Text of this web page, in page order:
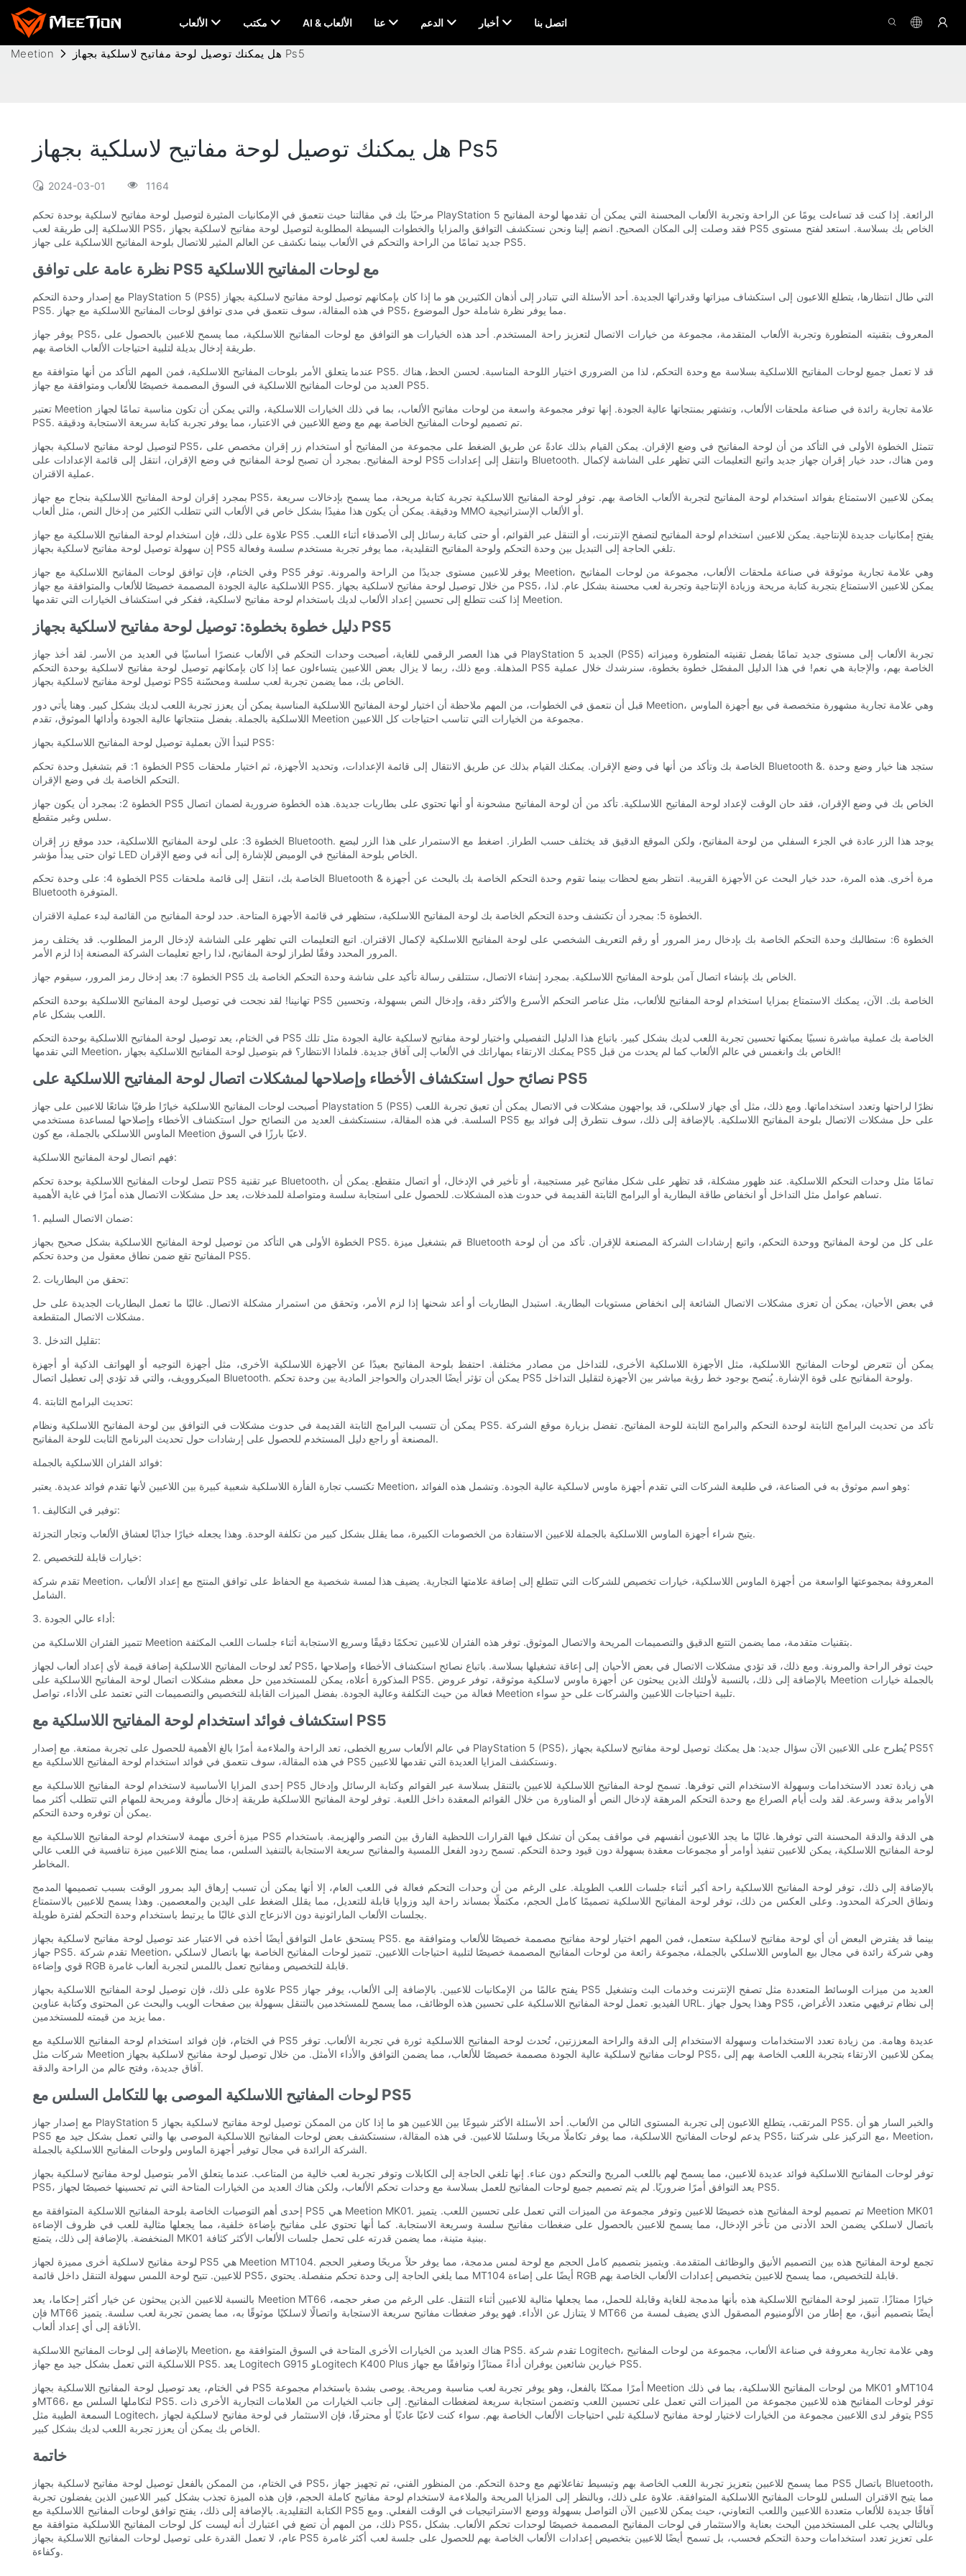
الألعاب مكتب AI & الألعاب عنا الدعم أخبار اتصل بنا
Meetion هل يمكنك توصيل لوحة مفاتيح لاسلكية بجهاز Ps5
هل يمكنك توصيل لوحة مفاتيح لاسلكية بجهاز Ps5
2024-03-01 1164
مرحبًا بك في مقالتنا حيث نتعمق في الإمكانيات المثيرة لتوصيل لوحة مفاتيح لاسلكية بوحدة تحكم PlayStation 5 الرائعة. إذا كنت قد تساءلت يومًا عن الراحة وتجربة الألعاب المحسنة التي يمكن أن تقدمها لوحة المفاتيح
اللاسلكية إلى طريقة لعب PS5، فقد وصلت إلى المكان الصحيح. انضم إلينا ونحن نستكشف التوافق والمزايا والخطوات البسيطة المطلوبة لتوصيل لوحة مفاتيح لاسلكية بجهاز PS5 الخاص بك بسلاسة. استعد لفتح مستوى
جديد تمامًا من الراحة والتحكم في الألعاب بينما نكشف عن العالم المثير للاتصال بلوحة المفاتيح اللاسلكية على جهاز PS5.
نظرة عامة على توافق PS5 مع لوحات المفاتيح اللاسلكية
مع إصدار وحدة التحكم PlayStation 5 (PS5) التي طال انتظارها، يتطلع اللاعبون إلى استكشاف ميزاتها وقدراتها الجديدة. أحد الأسئلة التي تتبادر إلى أذهان الكثيرين هو ما إذا كان بإمكانهم توصيل لوحة مفاتيح لاسلكية بجهاز
PS5. في هذه المقالة، سوف نتعمق في مدى توافق لوحات المفاتيح اللاسلكية مع جهاز PS5، مما يوفر نظرة شاملة حول الموضوع.
يوفر جهاز PS5، المعروف بتقنيته المتطورة وتجربة الألعاب المتقدمة، مجموعة من خيارات الاتصال لتعزيز راحة المستخدم. أحد هذه الخيارات هو التوافق مع لوحات المفاتيح اللاسلكية، مما يسمح للاعبين بالحصول على
طريقة إدخال بديلة لتلبية احتياجات الألعاب الخاصة بهم.
عندما يتعلق الأمر بلوحات المفاتيح اللاسلكية، فمن المهم التأكد من أنها متوافقة مع PS5. قد لا تعمل جميع لوحات المفاتيح اللاسلكية بسلاسة مع وحدة التحكم، لذا من الضروري اختيار اللوحة المناسبة. لحسن الحظ، هناك
العديد من لوحات المفاتيح اللاسلكية في السوق المصممة خصيصًا للألعاب ومتوافقة مع جهاز PS5.
تعتبر Meetion علامة تجارية رائدة في صناعة ملحقات الألعاب، وتشتهر بمنتجاتها عالية الجودة. إنها توفر مجموعة واسعة من لوحات مفاتيح الألعاب، بما في ذلك الخيارات اللاسلكية، والتي يمكن أن تكون مناسبة تمامًا لجهاز
PS5. تم تصميم لوحات المفاتيح الخاصة بهم مع وضع اللاعبين في الاعتبار، مما يوفر تجربة كتابة سريعة الاستجابة ودقيقة.
لتوصيل لوحة مفاتيح لاسلكية بجهاز PS5، تتمثل الخطوة الأولى في التأكد من أن لوحة المفاتيح في وضع الإقران. يمكن القيام بذلك عادةً عن طريق الضغط على مجموعة من المفاتيح أو استخدام زر إقران مخصص على
لوحة المفاتيح. بمجرد أن تصبح لوحة المفاتيح في وضع الإقران، انتقل إلى قائمة الإعدادات على PS5 وانتقل إلى إعدادات Bluetooth. ومن هناك، حدد خيار إقران جهاز جديد واتبع التعليمات التي تظهر على الشاشة لإكمال
عملية الاقتران.
بمجرد إقران لوحة المفاتيح اللاسلكية بنجاح مع جهاز PS5، يمكن للاعبين الاستمتاع بفوائد استخدام لوحة المفاتيح لتجربة الألعاب الخاصة بهم. توفر لوحة المفاتيح اللاسلكية تجربة كتابة مريحة، مما يسمح بإدخالات سريعة
ودقيقة. يمكن أن يكون هذا مفيدًا بشكل خاص في الألعاب التي تتطلب الكثير من إدخال النص، مثل ألعاب MMO أو الألعاب الإستراتيجية.
علاوة على ذلك، فإن استخدام لوحة المفاتيح اللاسلكية مع جهاز PS5 يفتح إمكانيات جديدة للإنتاجية. يمكن للاعبين استخدام لوحة المفاتيح لتصفح الإنترنت، أو التنقل عبر القوائم، أو حتى كتابة رسائل إلى الأصدقاء أثناء اللعب.
إن سهولة توصيل لوحة مفاتيح لاسلكية بجهاز PS5 تلغي الحاجة إلى التبديل بين وحدة التحكم ولوحة المفاتيح التقليدية، مما يوفر تجربة مستخدم سلسة وفعالة.
وفي الختام، فإن توافق لوحات المفاتيح اللاسلكية مع جهاز PS5 يوفر للاعبين مستوى جديدًا من الراحة والمرونة. توفر Meetion، وهي علامة تجارية موثوقة في صناعة ملحقات الألعاب، مجموعة من لوحات المفاتيح
اللاسلكية عالية الجودة المصممة خصيصًا للألعاب والمتوافقة مع جهاز PS5. من خلال توصيل لوحة مفاتيح لاسلكية بجهاز PS5، يمكن للاعبين الاستمتاع بتجربة كتابة مريحة وزيادة الإنتاجية وتجربة لعب محسنة بشكل عام. لذا،
إذا كنت تتطلع إلى تحسين إعداد الألعاب لديك باستخدام لوحة مفاتيح لاسلكية، ففكر في استكشاف الخيارات التي تقدمها Meetion.
دليل خطوة بخطوة: توصيل لوحة مفاتيح لاسلكية بجهاز PS5
في هذا العصر الرقمي للغاية، أصبحت وحدات التحكم في الألعاب عنصرًا أساسيًا في العديد من الأسر. لقد أخذ جهاز PlayStation 5 الجديد (PS5) تجربة الألعاب إلى مستوى جديد تمامًا بفضل تقنيته المتطورة وميزاته
المذهلة. ومع ذلك، ربما لا يزال بعض اللاعبين يتساءلون عما إذا كان بإمكانهم توصيل لوحة مفاتيح لاسلكية بوحدة التحكم PS5 الخاصة بهم، والإجابة هي نعم! في هذا الدليل المفصّل خطوة بخطوة، سنرشدك خلال عملية
توصيل لوحة مفاتيح لاسلكية بجهاز PS5 الخاص بك، مما يضمن تجربة لعب سلسة ومحسّنة.
قبل أن نتعمق في الخطوات، من المهم ملاحظة أن اختيار لوحة المفاتيح اللاسلكية المناسبة يمكن أن يعزز تجربة اللعب لديك بشكل كبير. وهنا يأتي دور Meetion، وهي علامة تجارية مشهورة متخصصة في بيع أجهزة الماوس
اللاسلكية بالجملة. بفضل منتجاتها عالية الجودة وأدائها الموثوق، تقدم Meetion مجموعة من الخيارات التي تناسب احتياجات كل اللاعبين.
لنبدأ الآن بعملية توصيل لوحة المفاتيح اللاسلكية بجهاز PS5:
الخطوة 1: قم بتشغيل وحدة تحكم PS5 الخاصة بك وتأكد من أنها في وضع الإقران. يمكنك القيام بذلك عن طريق الانتقال إلى قائمة الإعدادات، وتحديد الأجهزة، ثم اختيار ملحقات Bluetooth &. ستجد هنا خيار وضع وحدة
التحكم الخاصة بك في وضع الإقران.
الخطوة 2: بمجرد أن يكون جهاز PS5 الخاص بك في وضع الإقران، فقد حان الوقت لإعداد لوحة المفاتيح اللاسلكية. تأكد من أن لوحة المفاتيح مشحونة أو أنها تحتوي على بطاريات جديدة. هذه الخطوة ضرورية لضمان اتصال
سلس وغير متقطع.
الخطوة 3: على لوحة المفاتيح اللاسلكية، حدد موقع زر إقران Bluetooth. يوجد هذا الزر عادة في الجزء السفلي من لوحة المفاتيح، ولكن الموقع الدقيق قد يختلف حسب الطراز. اضغط مع الاستمرار على هذا الزر لبضع
ثوان حتى يبدأ مؤشر LED الخاص بلوحة المفاتيح في الوميض للإشارة إلى أنه في وضع الإقران.
الخطوة 4: على وحدة تحكم PS5 الخاصة بك، انتقل إلى قائمة ملحقات Bluetooth & مرة أخرى. هذه المرة، حدد خيار البحث عن الأجهزة القريبة. انتظر بضع لحظات بينما تقوم وحدة التحكم الخاصة بك بالبحث عن أجهزة
Bluetooth المتوفرة.
الخطوة 5: بمجرد أن تكتشف وحدة التحكم الخاصة بك لوحة المفاتيح اللاسلكية، ستظهر في قائمة الأجهزة المتاحة. حدد لوحة المفاتيح من القائمة لبدء عملية الاقتران.
الخطوة 6: ستطالبك وحدة التحكم الخاصة بك بإدخال رمز المرور أو رقم التعريف الشخصي على لوحة المفاتيح اللاسلكية لإكمال الاقتران. اتبع التعليمات التي تظهر على الشاشة لإدخال الرمز المطلوب. قد يختلف رمز
المرور المحدد وفقًا لطراز لوحة المفاتيح، لذا راجع تعليمات الشركة المصنعة إذا لزم الأمر.
الخطوة 7: بعد إدخال رمز المرور، سيقوم جهاز PS5 الخاص بك بإنشاء اتصال آمن بلوحة المفاتيح اللاسلكية. بمجرد إنشاء الاتصال، ستتلقى رسالة تأكيد على شاشة وحدة التحكم الخاصة بك.
تهانينا! لقد نجحت في توصيل لوحة المفاتيح اللاسلكية بوحدة التحكم PS5 الخاصة بك. الآن، يمكنك الاستمتاع بمزايا استخدام لوحة المفاتيح للألعاب، مثل عناصر التحكم الأسرع والأكثر دقة، وإدخال النص بسهولة، وتحسين
اللعب بشكل عام.
في الختام، يعد توصيل لوحة المفاتيح اللاسلكية بوحدة التحكم PS5 الخاصة بك عملية مباشرة نسبيًا يمكنها تحسين تجربة اللعب لديك بشكل كبير. باتباع هذا الدليل التفصيلي واختيار لوحة مفاتيح لاسلكية عالية الجودة مثل تلك
التي تقدمها Meetion، يمكنك الارتقاء بمهاراتك في الألعاب إلى آفاق جديدة. فلماذا الانتظار؟ قم بتوصيل لوحة المفاتيح اللاسلكية بجهاز PS5 الخاص بك وانغمس في عالم الألعاب كما لم يحدث من قبل!
نصائح حول استكشاف الأخطاء وإصلاحها لمشكلات اتصال لوحة المفاتيح اللاسلكية على PS5
أصبحت لوحات المفاتيح اللاسلكية خيارًا طرفيًا شائعًا للاعبين على جهاز Playstation 5 (PS5) نظرًا لراحتها وتعدد استخداماتها. ومع ذلك، مثل أي جهاز لاسلكي، قد يواجهون مشكلات في الاتصال يمكن أن تعيق تجربة اللعب
السلسة. في هذه المقالة، سنستكشف العديد من النصائح حول استكشاف الأخطاء وإصلاحها لمساعدة مستخدمي PS5 على حل مشكلات الاتصال بلوحة المفاتيح اللاسلكية. بالإضافة إلى ذلك، سوف نتطرق إلى فوائد بيع
الماوس اللاسلكي بالجملة، مع كون Meetion لاعبًا بارزًا في السوق.
فهم اتصال لوحة المفاتيح اللاسلكية:
تتصل لوحات المفاتيح اللاسلكية بوحدة تحكم PS5 عبر تقنية Bluetooth، تمامًا مثل وحدات التحكم اللاسلكية. عند ظهور مشكلة، قد تظهر على شكل مفاتيح غير مستجيبة، أو تأخير في الإدخال، أو اتصال متقطع. يمكن أن
تساهم عوامل مثل التداخل أو انخفاض طاقة البطارية أو البرامج الثابتة القديمة في حدوث هذه المشكلات. للحصول على استجابة سلسة ومتواصلة للمدخلات، يعد حل مشكلات الاتصال هذه أمرًا في غاية الأهمية.
1. ضمان الاتصال السليم:
الخطوة الأولى هي التأكد من توصيل لوحة المفاتيح اللاسلكية بشكل صحيح بجهاز PS5. قم بتشغيل ميزة Bluetooth على كل من لوحة المفاتيح ووحدة التحكم، واتبع إرشادات الشركة المصنعة للإقران. تأكد من أن لوحة
المفاتيح تقع ضمن نطاق معقول من وحدة تحكم PS5.
2. تحقق من البطاريات:
في بعض الأحيان، يمكن أن تعزى مشكلات الاتصال الشائعة إلى انخفاض مستويات البطارية. استبدل البطاريات أو أعد شحنها إذا لزم الأمر، وتحقق من استمرار مشكلة الاتصال. غالبًا ما تعمل البطاريات الجديدة على حل
مشكلات الاتصال المتقطعة.
3. تقليل التدخل:
يمكن أن تتعرض لوحات المفاتيح اللاسلكية، مثل الأجهزة اللاسلكية الأخرى، للتداخل من مصادر مختلفة. احتفظ بلوحة المفاتيح بعيدًا عن الأجهزة اللاسلكية الأخرى، مثل أجهزة التوجيه أو الهواتف الذكية أو أجهزة
الميكروويف، والتي قد تؤدي إلى تعطيل اتصال Bluetooth. يمكن أن تؤثر أيضًا الجدران والحواجز المادية بين وحدة تحكم PS5 ولوحة المفاتيح على قوة الإشارة. يُنصح بوجود خط رؤية مباشر بين الأجهزة لتقليل التداخل.
4. تحديث البرامج الثابتة:
يمكن أن تتسبب البرامج الثابتة القديمة في حدوث مشكلات في التوافق بين لوحة المفاتيح اللاسلكية ونظام PS5. تأكد من تحديث البرامج الثابتة لوحدة التحكم والبرامج الثابتة للوحة المفاتيح. تفضل بزيارة موقع الشركة
المصنعة أو راجع دليل المستخدم للحصول على إرشادات حول تحديث البرنامج الثابت للوحة المفاتيح.
فوائد الفئران اللاسلكية بالجملة:
تكتسب تجارة الفأرة اللاسلكية شعبية كبيرة بين اللاعبين لأنها تقدم فوائد عديدة. يعتبر Meetion، وهو اسم موثوق به في الصناعة، في طليعة الشركات التي تقدم أجهزة ماوس لاسلكية عالية الجودة. وتشمل هذه الفوائد:
1. توفير في التكاليف:
يتيح شراء أجهزة الماوس اللاسلكية بالجملة للاعبين الاستفادة من الخصومات الكبيرة، مما يقلل بشكل كبير من تكلفة الوحدة. وهذا يجعله خيارًا جذابًا لعشاق الألعاب وتجار التجزئة.
2. خيارات قابلة للتخصيص:
تقدم شركة Meetion، المعروفة بمجموعتها الواسعة من أجهزة الماوس اللاسلكية، خيارات تخصيص للشركات التي تتطلع إلى إضافة علامتها التجارية. يضيف هذا لمسة شخصية مع الحفاظ على توافق المنتج مع إعداد الألعاب
الشامل.
3. أداء عالي الجودة:
تتميز الفئران اللاسلكية من Meetion بتقنيات متقدمة، مما يضمن التتبع الدقيق والتصميمات المريحة والاتصال الموثوق. توفر هذه الفئران للاعبين تحكمًا دقيقًا وسريع الاستجابة أثناء جلسات اللعب المكثفة.
تُعد لوحات المفاتيح اللاسلكية إضافة قيمة لأي إعداد ألعاب لجهاز PS5، حيث توفر الراحة والمرونة. ومع ذلك، قد تؤدي مشكلات الاتصال في بعض الأحيان إلى إعاقة تشغيلها بسلاسة. باتباع نصائح استكشاف الأخطاء وإصلاحها
المذكورة أعلاه، يمكن للمستخدمين حل معظم مشكلات اتصال لوحة المفاتيح اللاسلكية على PS5. بالإضافة إلى ذلك، بالنسبة لأولئك الذين يبحثون عن أجهزة ماوس لاسلكية موثوقة، توفر عروض Meetion بالجملة خيارات
فعالة من حيث التكلفة وعالية الجودة. بفضل الميزات القابلة للتخصيص والتصميمات التي تعتمد على الأداء، تواصل Meetion تلبية احتياجات اللاعبين والشركات على حدٍ سواء.
استكشاف فوائد استخدام لوحة المفاتيح اللاسلكية مع PS5
في عالم الألعاب سريع الخطى، تعد الراحة والملاءمة أمرًا بالغ الأهمية للحصول على تجربة ممتعة. مع إصدار PlayStation 5 (PS5)، يُطرح على اللاعبين الآن سؤال جديد: هل يمكنك توصيل لوحة مفاتيح لاسلكية بجهاز PS5؟
في هذه المقالة، سوف نتعمق في فوائد استخدام لوحة المفاتيح اللاسلكية مع PS5 ونستكشف المزايا العديدة التي تقدمها للاعبين.
إحدى المزايا الأساسية لاستخدام لوحة المفاتيح اللاسلكية مع PS5 هي زيادة تعدد الاستخدامات وسهولة الاستخدام التي توفرها. تسمح لوحة المفاتيح اللاسلكية للاعبين بالتنقل بسلاسة عبر القوائم وكتابة الرسائل وإدخال
الأوامر بدقة وسرعة. لقد ولت أيام الصراع مع وحدة التحكم المرهقة لإدخال النص أو المناورة من خلال القوائم المعقدة داخل اللعبة. توفر لوحة المفاتيح اللاسلكية طريقة إدخال مألوفة ومريحة للمهام التي تتطلب أكثر مما
يمكن أن توفره وحدة التحكم.
ميزة أخرى مهمة لاستخدام لوحة المفاتيح اللاسلكية مع PS5 هي الدقة والدقة المحسنة التي توفرها. غالبًا ما يجد اللاعبون أنفسهم في مواقف يمكن أن تشكل فيها القرارات اللحظية الفارق بين النصر والهزيمة. باستخدام
لوحة المفاتيح اللاسلكية، يمكن للاعبين تنفيذ أوامر أو مجموعات معقدة بسهولة دون قيود وحدة التحكم. تسمح ردود الفعل اللمسية والمفاتيح سريعة الاستجابة بالتنفيذ السلس، مما يمنح اللاعبين ميزة تنافسية في اللعب عالي
المخاطر.
بالإضافة إلى ذلك، توفر لوحة المفاتيح اللاسلكية راحة أكبر أثناء جلسات اللعب الطويلة. على الرغم من أن وحدات التحكم فعالة في اللعب العام، إلا أنها يمكن أن تسبب إرهاق اليد بمرور الوقت بسبب تصميمها المدمج
ونطاق الحركة المحدود. وعلى العكس من ذلك، توفر لوحة المفاتيح اللاسلكية تصميمًا كامل الحجم، مكتملًا بمساند راحة اليد وزوايا قابلة للتعديل، مما يقلل الضغط على اليدين والمعصمين. وهذا يسمح للاعبين بالاستمتاع
بجلسات الألعاب الماراثونية دون الانزعاج الذي غالبًا ما يرتبط باستخدام وحدة التحكم لفترة طويلة.
يستحق عامل التوافق أيضًا أخذه في الاعتبار عند توصيل لوحة مفاتيح لاسلكية بجهاز PS5. بينما قد يفترض البعض أن أي لوحة مفاتيح لاسلكية ستعمل، فمن المهم اختيار لوحة مفاتيح مصممة خصيصًا للألعاب ومتوافقة مع
جهاز PS5. تقدم شركة Meetion، وهي شركة رائدة في مجال بيع الماوس اللاسلكي بالجملة، مجموعة رائعة من لوحات المفاتيح المصممة خصيصًا لتلبية احتياجات اللاعبين. تتميز لوحات المفاتيح الخاصة بها باتصال لاسلكي
قوي وإضاءة RGB قابلة للتخصيص ومفاتيح تعمل باللمس لتجربة ألعاب غامرة.
علاوة على ذلك، فإن توصيل لوحة المفاتيح اللاسلكية بجهاز PS5 يفتح عالمًا من الإمكانيات للاعبين. بالإضافة إلى الألعاب، يوفر جهاز PS5 العديد من ميزات الوسائط المتعددة مثل تصفح الإنترنت وخدمات البث وتشغيل
الفيديو. تعمل لوحة المفاتيح اللاسلكية على تحسين هذه الوظائف، مما يسمح للمستخدمين بالتنقل بسهولة بين صفحات الويب والبحث عن المحتوى وكتابة عناوين URL. وهذا يحول جهاز PS5 إلى نظام ترفيهي متعدد الأغراض،
مما يزيد من قيمته للمستخدمين.
في الختام، فإن فوائد استخدام لوحة المفاتيح اللاسلكية مع PS5 عديدة وهامة. من زيادة تعدد الاستخدامات وسهولة الاستخدام إلى الدقة والراحة المعززتين، تُحدث لوحة المفاتيح اللاسلكية ثورة في تجربة الألعاب. توفر
شركات مثل Meetion لوحات مفاتيح لاسلكية عالية الجودة مصممة خصيصًا للألعاب، مما يضمن التوافق والأداء الأمثل. من خلال توصيل لوحة مفاتيح لاسلكية بجهاز PS5، يمكن للاعبين الارتقاء بتجربة اللعب الخاصة بهم إلى
آفاق جديدة، وفتح عالم من الراحة والدقة.
لوحات المفاتيح اللاسلكية الموصى بها للتكامل السلس مع PS5
مع إصدار جهاز PlayStation 5 المرتقب، يتطلع اللاعبون إلى تجربة المستوى التالي من الألعاب. أحد الأسئلة الأكثر شيوعًا بين اللاعبين هو ما إذا كان من الممكن توصيل لوحة مفاتيح لاسلكية بجهاز PS5. والخبر السار هو أن
PS5 يدعم لوحات المفاتيح اللاسلكية، مما يوفر تكاملًا مريحًا وسلسًا للاعبين. في هذه المقالة، سنستكشف بعض لوحات المفاتيح اللاسلكية الموصى بها والتي تعمل بشكل جيد مع PS5، مع التركيز على شركتنا، Meetion،
الشركة الرائدة في مجال توفير أجهزة الماوس ولوحات المفاتيح اللاسلكية بالجملة.
توفر لوحات المفاتيح اللاسلكية فوائد عديدة للاعبين، مما يسمح لهم باللعب المريح والتحكم دون عناء. إنها تلغي الحاجة إلى الكابلات وتوفر تجربة لعب خالية من المتاعب. عندما يتعلق الأمر بتوصيل لوحة مفاتيح لاسلكية بجهاز
PS5، يعد التوافق أمرًا ضروريًا. لم يتم تصميم جميع لوحات المفاتيح للعمل بسلاسة مع وحدات تحكم الألعاب، ولكن هناك العديد من الخيارات المتاحة التي تم تحسينها خصيصًا لجهاز PS5.
إحدى أهم التوصيات الخاصة بلوحة المفاتيح اللاسلكية المتوافقة مع PS5 هي Meetion MK01. تم تصميم لوحة المفاتيح هذه خصيصًا للاعبين وتوفر مجموعة من الميزات التي تعمل على تحسين اللعب. يتميز Meetion MK01
باتصال لاسلكي يضمن الحد الأدنى من تأخر الإدخال، مما يسمح للاعبين بالحصول على ضغطات مفاتيح سلسة وسريعة الاستجابة. كما أنها تحتوي على مفاتيح بإضاءة خلفية، مما يجعلها مثالية للعب في ظروف الإضاءة
المنخفضة. بالإضافة إلى ذلك، يتمتع MK01 ببنية متينة، مما يضمن قدرته على تحمل جلسات الألعاب الأكثر كثافة.
لوحة مفاتيح لاسلكية أخرى مميزة لجهاز PS5 هي Meetion MT104. تجمع لوحة المفاتيح هذه بين التصميم الأنيق والوظائف المتقدمة. ويتميز بتصميم كامل الحجم مع لوحة لمس مدمجة، مما يوفر حلاً مريحًا وصغير الحجم
للاعبين. تتيح لوحة اللمس سهولة التنقل داخل قائمة PS5، مما يلغي الحاجة إلى وحدة تحكم منفصلة. يحتوي MT104 أيضًا على إضاءة RGB قابلة للتخصيص، مما يسمح للاعبين بتخصيص إعدادات الألعاب الخاصة بهم.
بالنسبة للاعبين الذين يبحثون عن خيار أكثر إحكاما، يعد Meetion MT66 خيارًا ممتازًا. تتميز لوحة المفاتيح اللاسلكية هذه بأنها مدمجة للغاية وقابلة للحمل، مما يجعلها مثالية للاعبين أثناء التنقل. على الرغم من صغر حجمه،
فإن MT66 لا يتنازل عن الأداء. فهو يوفر ضغطات مفاتيح سريعة الاستجابة واتصالًا لاسلكيًا موثوقًا به، مما يضمن تجربة لعب سلسة. يتميز MT66 أيضًا بتصميم أنيق، مع إطار من الألومنيوم المصقول الذي يضيف لمسة من
الأناقة إلى أي إعداد ألعاب.
بالإضافة إلى لوحات المفاتيح اللاسلكية Meetion، هناك العديد من الخيارات الأخرى المتاحة في السوق المتوافقة مع PS5. تقدم شركة Logitech، وهي علامة تجارية معروفة في صناعة الألعاب، مجموعة من لوحات المفاتيح
اللاسلكية التي تعمل بشكل جيد مع جهاز PS5. يعد Logitech G915 وLogitech K400 Plus خيارين شائعين يوفران أداءً ممتازًا وتوافقًا مع جهاز PS5.
في الختام، يعد توصيل لوحة المفاتيح اللاسلكية بجهاز PS5 أمرًا ممكنًا بالفعل، وهو يوفر تجربة لعب مناسبة ومريحة. يوصى بشدة باستخدام مجموعة Meetion من لوحات المفاتيح اللاسلكية، بما في ذلك MK01 وMT104
وMT66، لتكاملها السلس مع PS5. توفر لوحات المفاتيح هذه للاعبين مجموعة من الميزات التي تعمل على تحسين اللعب وتضمن استجابة سريعة لضغطات المفاتيح. إلى جانب الخيارات من العلامات التجارية الأخرى ذات
السمعة الطيبة مثل Logitech، يتوفر لدى اللاعبين مجموعة من الخيارات لاختيار لوحة مفاتيح لاسلكية تلبي احتياجات الألعاب الخاصة بهم. سواء كنت لاعبًا عاديًا أو محترفًا، فإن الاستثمار في لوحة مفاتيح لاسلكية لجهاز PS5
الخاص بك يمكن أن يعزز تجربة اللعب لديك بشكل كبير.
خاتمة
في الختام، من الممكن بالفعل توصيل لوحة مفاتيح لاسلكية بجهاز PS5، مما يسمح للاعبين بتعزيز تجربة اللعب الخاصة بهم وتبسيط تفاعلاتهم مع وحدة التحكم. من المنظور الفني، تم تجهيز جهاز PS5 باتصال Bluetooth،
مما يتيح الاقتران السلس للوحات المفاتيح اللاسلكية المتوافقة. علاوة على ذلك، وبالنظر إلى المزايا المريحة والملاءمة لاستخدام لوحة مفاتيح كاملة الحجم، فإن هذه الميزة تجذب بشكل كبير اللاعبين الذين يفضلون تجربة
الكتابة التقليدية. بالإضافة إلى ذلك، يفتح توافق لوحات المفاتيح اللاسلكية مع PS5 آفاقًا جديدة للألعاب متعددة اللاعبين واللعب التعاوني، حيث يمكن للاعبين الآن التواصل بسهولة ووضع الاستراتيجيات في الوقت الفعلي. ومع
ذلك، من المهم أن تضع في اعتبارك أنه ليست كل لوحات المفاتيح اللاسلكية متوافقة مع PS5، وبالتالي يجب على المستخدمين البحث بعناية والاستثمار في لوحات المفاتيح المصممة خصيصًا لوحدات تحكم الألعاب. بشكل
عام، لا تعمل القدرة على توصيل لوحات المفاتيح اللاسلكية بجهاز PS5 على تعزيز تعدد استخدامات وحدة التحكم فحسب، بل تسمح أيضًا للاعبين بتخصيص إعدادات الألعاب الخاصة بهم للحصول على جلسة لعب أكثر غامرة
وكفاءة.